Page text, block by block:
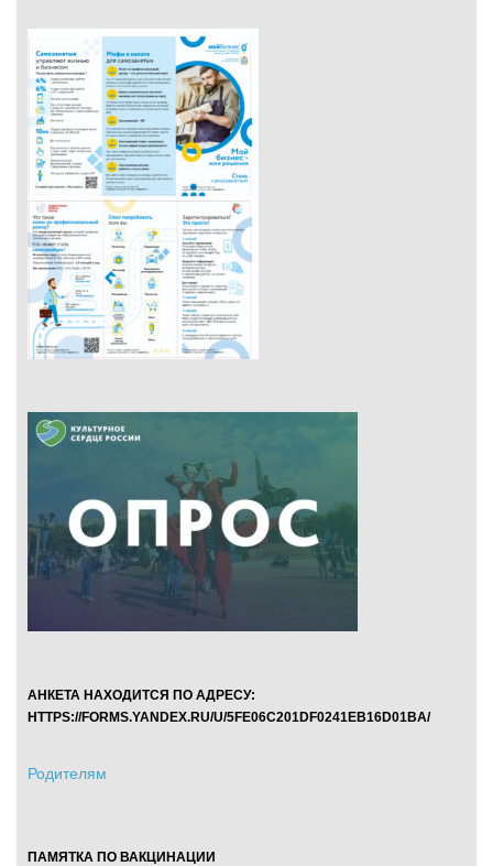
АНКЕТА НАХОДИТСЯ ПО АДРЕСУ:
HTTPS://FORMS.YANDEX.RU/U/5FE06C201DF0241EB16D01BA/
Родителям
ПАМЯТКА ПО ВАКЦИНАЦИИ